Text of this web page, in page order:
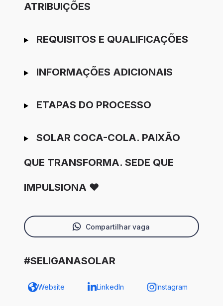
ATRIBUIÇÕES
REQUISITOS E QUALIFICAÇÕES
INFORMAÇÕES ADICIONAIS
ETAPAS DO PROCESSO
SOLAR COCA-COLA. PAIXÃO
QUE TRANSFORMA. SEDE QUE
IMPULSIONA ❤️
Compartilhar vaga
#SELIGANASOLAR
Website LinkedIn Instagram